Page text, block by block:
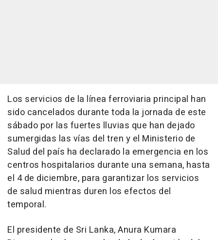
Los servicios de la línea ferroviaria principal han
sido cancelados durante toda la jornada de este
sábado por las fuertes lluvias que han dejado
sumergidas las vías del tren y el Ministerio de
Salud del país ha declarado la emergencia en los
centros hospitalarios durante una semana, hasta
el 4 de diciembre, para garantizar los servicios
de salud mientras duren los efectos del
temporal.
El presidente de Sri Lanka, Anura Kumara